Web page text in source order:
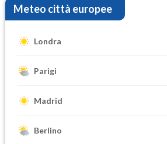
Meteo città europee
Londra
Parigi
Madrid
Berlino